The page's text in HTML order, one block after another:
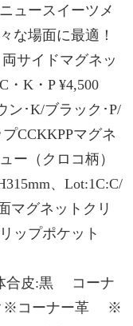
ュースイーツメ
な場面に最適！
サイドマグネッ
・K・P ¥4,500
ン･K/ブラック･P/
CCKKPPマグネ
ー（クロコ柄）
、Lot:1C:C/
マグネットクリ
ップポケット
体合皮:黒 コーナ
ク※コーナー革 ※